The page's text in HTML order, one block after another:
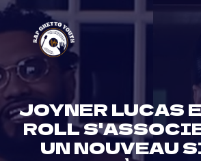
Skip
content
JOYNER LUCAS
ROLL
UN NOUVEAU